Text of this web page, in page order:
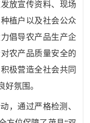
放宣传资料、现场
植户以及社会公众
倡导农产品生产企
农产品质量安全的
极营造全社会共同
好氛围。
，通过严格检测、